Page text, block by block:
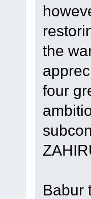
the
four
Babur